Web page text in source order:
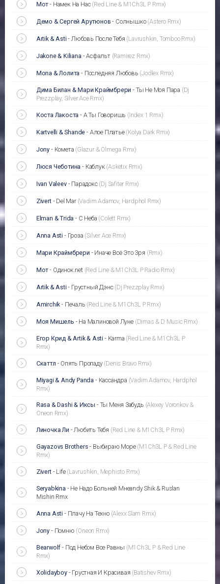
Мот- Намек На Нас (Red Line & M1Ch3L P Rmx)
Демо & Сергей Арутюнов - Солнышко (Astero Rmx)
Artik & Asti - Любовь После Тебя (Lavrushkin, Tomboo Rmx)
Jakone & Kiliana -Асфальт (Ramirez Rmx)
Mona & Лолита - Последняя Любовь (Jodlex Rmx)
Дима Билан & Мари Краймбрери - Ты Не Моя Пара (Dj
Prezzplay, Silver Ace Rmx)
Коста Лакоста - А Ты Говоришь (Index 1 Rmx)
Kartvelli & Shande - Алое Платье (Kolya Dark Rmx)
Jony - Комета (Glazur & Olmega Rmx)
Люся Чеботина - Каблук (Asketix Rmx)
Ivan Valeev- Парадокс (Dj Safiter Rmx)
Zivert- Del Mar (Vadim Adamov, Hardphol Rmx)
Elman & Trida - С Неба (Colett Rmx)
Anna Asti - Гроза (Silver Ace Rmx)
Мари Краймбрери - Иначе Всё Это Зря (Rmx)
Мот- Одинок.net (Red Line & M1Ch3L P Radio Rmx)
Artik & Asti - Грустный Дэнс (Dj Prezzplay Rmx)
Amirchik - Печаль (Red Line & M1Ch3L P Rmx)
Моя Мишель - На Малиновой Луне (Dimas & D Music Rmx)
Егор Крид & Artik & Asti - Karma (Red Line & M1Ch3L P
Rmx)
Скаттл - Опять Пропаду (Denis Bravo Rmx)
Miyagi & Andy Panda - Кассандра (Vadim Adamov, Hardphol
Rmx)
Rasa & Dashi & Иксы - Ты Меня Забудь (Alexey Voronkov &
Oneon Rmx)
Линочка Ли -Любить Тебя (Red Line & M1Ch3L P Rmx)
Gayazovs Brothers - Выбираю Море (M1Ch3L P & Red Line
Rmx)
Zivert- Life (Lavrushkin, Mephisto Rmx)
Seryabkina - Не Надо Больней Мнеandy Shik & Ruslan
Mishin Rmx
Anna Asti - Плачу На Техно (Alexx Slam Rmx)
Jony - Помню (Oneon Rmx)
Bearwolf - Под Небом Все Равны (M1Ch3L P & Red Line
Rmx)
Xolidayboy- Грустная И Красивая (Batishev Rmx)